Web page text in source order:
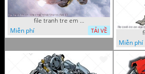
file tranh tre em sieu nhan robot khu vui choi 18
Miễn phí
TẢI VỀ
Miễn phí